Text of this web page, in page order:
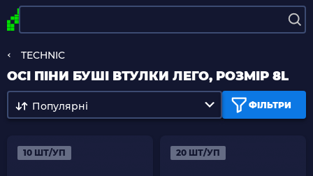
TECHNIC
ОСІ ПІНИ БУШІ ВТУЛКИ ЛЕГО, РОЗМІР 8L
ФІЛЬТРИ
Популярні
10 ШТ/УП 20 ШТ/УП